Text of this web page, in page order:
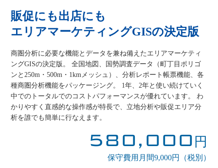
販促にも出店にも
エリアマーケティングGISの決定版
商圏分析に必要な機能とデータを兼ね備えたエリアマーケティ
ングGISの決定版。 全国地図、国勢調査データ（町丁目ポリゴ
ンと250m・500m・1kmメッシュ）、分析レポート帳票機能、各
種商圏分析機能をパッケージング。 1年、2年と使い続けていく
中でのトータルでのコストパフォーマンスが優れています。 わ
かりやすく直感的な操作感が特長で、立地分析や販促エリア分
析を誰でも簡単に行なえます。
580,000 円
保守費用月間9,000円（税別）